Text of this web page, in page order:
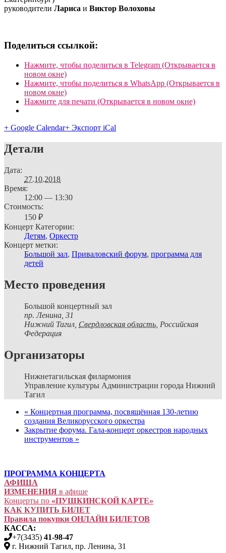
руководители Лариса и Виктор Волоховы
Поделиться ссылкой:
Нажмите, чтобы поделиться в Telegram (Открывается в
новом окне)
Нажмите, чтобы поделиться в WhatsApp (Открывается в
новом окне)
Нажмите для печати (Открывается в новом окне)
+ Google Calendar+ Экспорт iCal
Детали
Дата:
27.10.2018
Время:
12:00 — 13:30
Стоимость:
150 ₽
Концерт Категории:
Детям, Оркестр
Концерт метки:
Большой зал, Приваловский форум, программа для
детей
Место проведения
Большой концертный зал
пр. Ленина, 31
Нижний Тагил Свердловская область, Российская
Федерация
Организаторы
Нижнетагильская филармония
Управление культуры Администрации города Нижний
Тагил
« Концертная программа, посвящённая 130-летию
создания Великорусского оркестра
Закрытие форума. Гала-концерт оркестров народных
инструментов »
ПРОГРАММА КОНЦЕРТА
АФИША
ИЗМЕНЕНИЯ в афише
Концерты по «ПУШКИНСКОЙ КАРТЕ»
КАК КУПИТЬ БИЛЕТ
Правила покупки ОНЛАЙН БИЛЕТОВ
КАССА:
+7(3435) 41-98-47
г. Нижний Тагил, пр. Ленина, 31